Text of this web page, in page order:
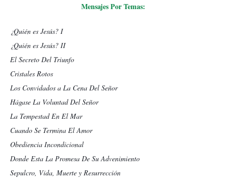
Mensajes Por Temas:
¿Quién es Jesús? I
¿Quién es Jesús? II
El Secreto Del Triunfo
Cristales Rotos
Los Convidados a La Cena Del Señor
Hágase La Voluntad Del Señor
La Tempestad En El Mar
Cuando Se Termina El Amor
Obediencia Incondicional
Donde Esta La Promesa De Su Advenimiento
Sepulcro, Vida, Muerte y Resurrección